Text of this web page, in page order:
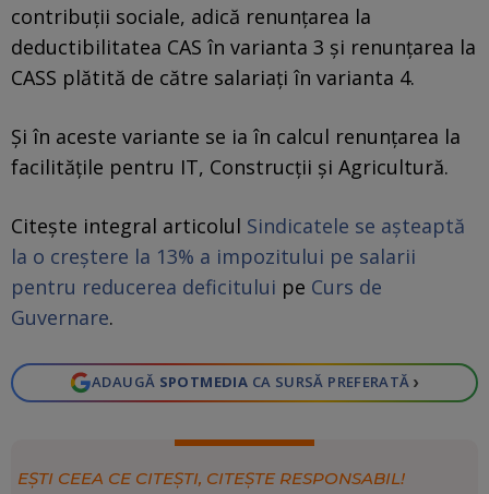
contribuţii sociale, adică renunţarea la
deductibilitatea CAS în varianta 3 şi renunţarea la
CASS plătită de către salariaţi în varianta 4.
Și în aceste variante se ia în calcul renunţarea la
facilităţile pentru IT, Construcţii şi Agricultură.
Citește integral articolul Sindicatele se așteaptă
la o creștere la 13% a impozitului pe salarii
pentru reducerea deficitului pe Curs de
Guvernare.
ADAUGĂ SPOTMEDIA CA SURSĂ PREFERATĂ ›
EȘTI CEEA CE CITEȘTI, CITEȘTE RESPONSABIL!